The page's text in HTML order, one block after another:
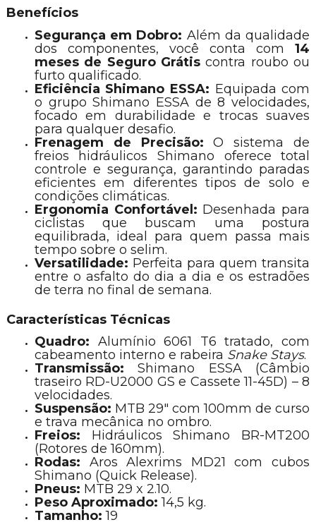
Benefícios
Segurança em Dobro: Além da qualidade
dos componentes, você conta com14
meses de Seguro Grátis contra roubo ou
furto qualificado.
Eficiência Shimano ESSA: Equipada com
o grupo Shimano ESSA de 8 velocidades,
focado em durabilidade e trocas suaves
para qualquer desafio.
Frenagem de Precisão: O sistema de
freios hidráulicos Shimano oferece total
controle e segurança, garantindo paradas
eficientes em diferentes tipos de solo e
condições climáticas.
Ergonomia Confortável: Desenhada para
ciclistas que buscam uma postura
equilibrada, ideal para quem passa mais
tempo sobre o selim.
Versatilidade: Perfeita para quem transita
entre o asfalto do dia a dia e os estradões
de terra no final de semana.
Características Técnicas
Quadro: Alumínio 6061 T6 tratado, com
cabeamento interno e rabeira Snake Stays.
Transmissão: Shimano ESSA (Câmbio
traseiro RD-U2000 GS e Cassete 11-45D) – 8
velocidades.
Suspensão: MTB 29" com 100mm de curso
e trava mecânica no ombro.
Freios: Hidráulicos Shimano BR-MT200
(Rotores de 160mm).
Rodas: Aros Alexrims MD21 com cubos
Shimano (Quick Release).
Pneus: MTB 29 x 2.10.
Peso Aproximado: 14,5 kg.
Tamanho: 19